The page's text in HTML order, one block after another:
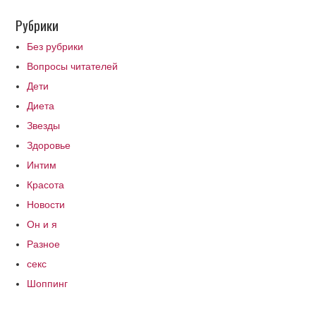
Рубрики
Без рубрики
Вопросы читателей
Дети
Диета
Звезды
Здоровье
Интим
Красота
Новости
Он и я
Разное
секс
Шоппинг